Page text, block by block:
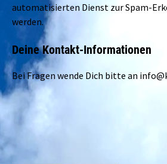
automatisierten Dienst zur Spam-
werden.
Deine Kontakt-Informationen
Bei Fragen wende Dich bitte an